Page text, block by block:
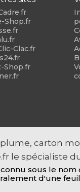
Shop.fr
Clac.fr
Shop.fr
carton
le spécialiste
sous le
d'une